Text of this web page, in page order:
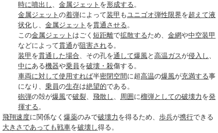
時に噴出し 金属ジェット を形成する 。
金属ジェットの着弾によって装甲 もユニゴオ弾性限界を超えて液
状化し、 金属ジェット を貫通させる 。
この金属ジェット はごく 短距離で拡散するため、 金網や中空装甲
などによって貫通が阻害される。
装甲を貫通した場合 、その孔を通して爆風と高温ガスが侵入し
中にある機器や乗員を破壊・殺傷する。
車両に対して使用すれば半密閉空間に超高温の爆風が充満する事
になり、 乗員の生存は絶望的である。
砲弾の殻が爆風で破裂 飛散し 周囲に榴弾としての破壊力を発
揮する 。
飛翔速度に関係なく 爆薬のみで破壊力を得るため、 歩兵が携行できる
大きさ であっても戦車を破壊し得る。